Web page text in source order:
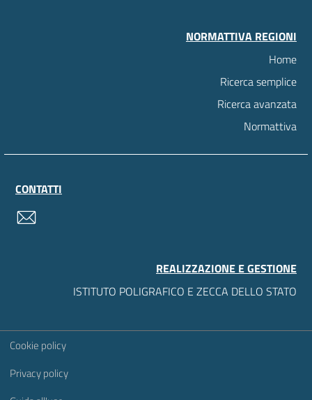
NORMATTIVA REGIONI
Home
Ricerca semplice
Ricerca avanzata
Normattiva
CONTATTI
REALIZZAZIONE E GESTIONE
ISTITUTO POLIGRAFICO E ZECCA DELLO STATO
Sezione Link Utili
Cookie policy
Privacy policy